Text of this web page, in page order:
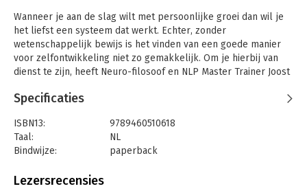
Wanneer je aan de slag wilt met persoonlijke groei dan wil je
het liefst een systeem dat werkt. Echter, zonder
wetenschappelijk bewijs is het vinden van een goede manier
voor zelfontwikkeling niet zo gemakkelijk. Om je hierbij van
dienst te zijn, heeft Neuro-filosoof en NLP Master Trainer Joost
persoonlijke groei ontwikkeld.
In het werk van de vroege Nietzsche uit de tijd dat hij zichzelf
nog psycholoog noemde, heeft Joost van der Leij krachtige
principes voor een goed leven gevonden. In Neurosofie® leer
Hoe ons brein aan de hand van de vijf zintuigen werkt.
Specificaties
ISBN13:
9789460510618
Taal:
NL
Bindwijze:
paperback
Druk:
Lezersrecensies